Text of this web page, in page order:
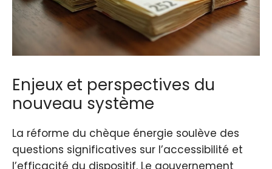
Enjeux et perspectives du
nouveau système
La réforme du chèque énergie soulève des
questions significatives sur l’accessibilité et